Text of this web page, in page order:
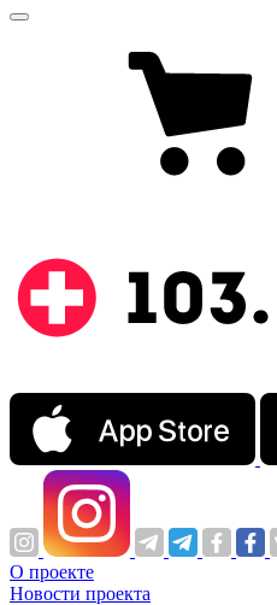
О проекте
Новости проекта